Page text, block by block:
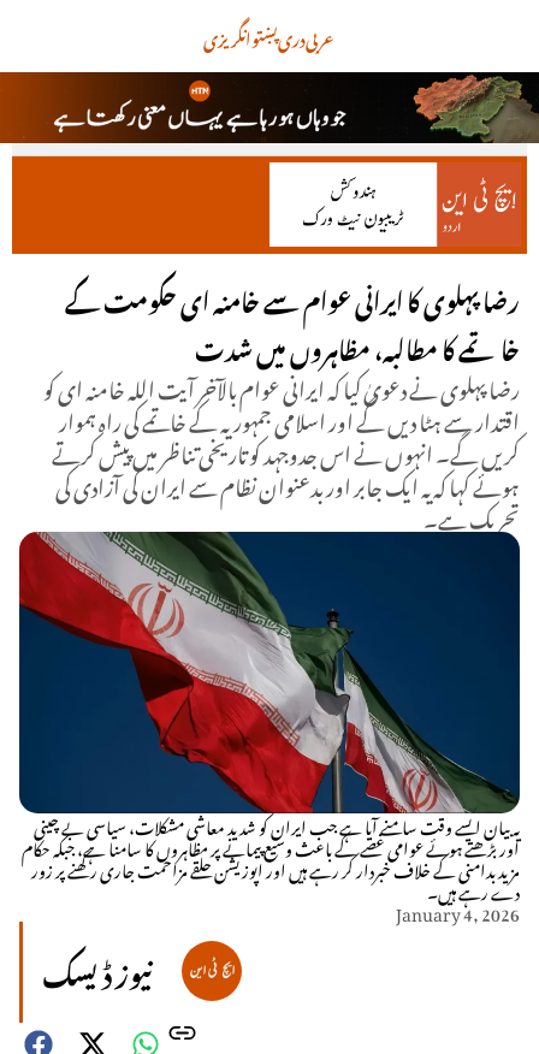
انگریزیپښتودریعربی
رضا پہلوی کا ایرانی عوام سے خامنہ ای حکومت کے
خاتمے کا مطالبہ، مظاہروں میں شدت
رضا پہلوی نے دعویٰ کیا کہ ایرانی عوام بالآخر آیت اللہ خامنہ ای کو
اقتدار سے ہٹا دیں گے اور اسلامی جمہوریہ کے خاتمے کی راہ ہموار
کریں گے۔ انہوں نے اس جدوجہد کو تاریخی تناظر میں پیش کرتے
ہوئے کہا کہ یہ ایک جابر اور بدعنوان نظام سے ایران کی آزادی کی
تحریک ہے۔
یہ بیان ایسے وقت سامنے آیا ہے جب ایران کو شدید معاشی مشکلات، سیاسی بے چینی
اور بڑھتے ہوئے عوامی غصے کے باعث وسیع پیمانے پر مظاہروں کا سامنا ہے، جبکہ حکام
مزید بدامنی کے خلاف خبردار کر رہے ہیں اور اپوزیشن حلقے مزاحمت جاری رکھنے پر زور
دے رہے ہیں۔
January 4, 2026
نیوز ڈیسک